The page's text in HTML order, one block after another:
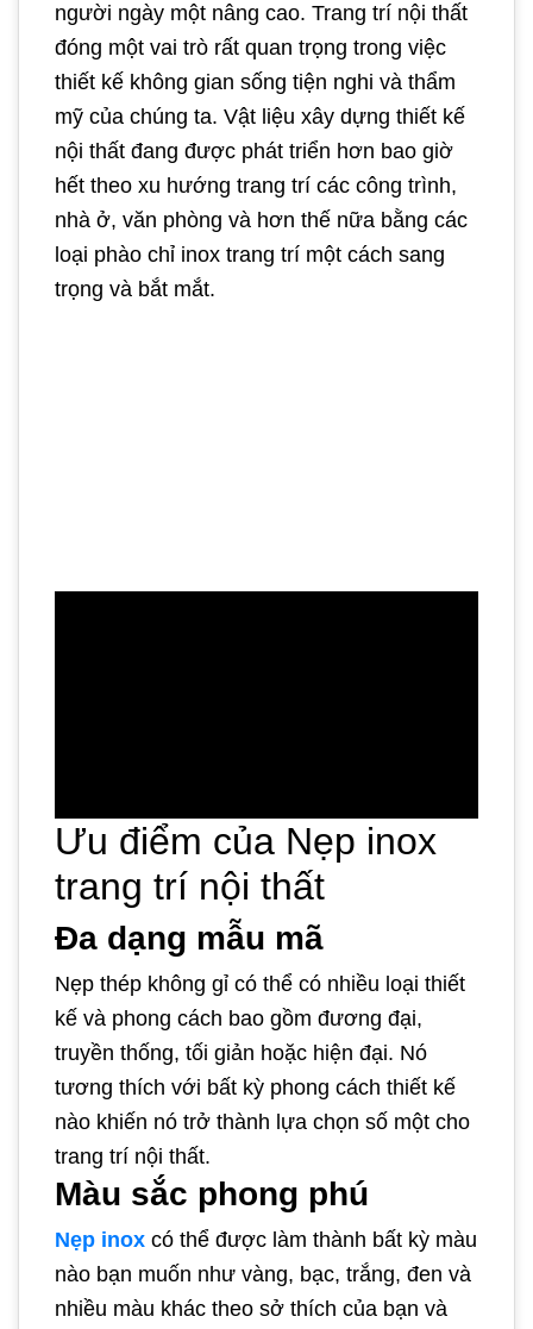
người ngày một nâng cao. Trang trí nội thất
đóng một vai trò rất quan trọng trong việc
thiết kế không gian sống tiện nghi và thẩm
mỹ của chúng ta. Vật liệu xây dựng thiết kế
nội thất đang được phát triển hơn bao giờ
hết theo xu hướng trang trí các công trình,
nhà ở, văn phòng và hơn thế nữa bằng các
loại phào chỉ inox trang trí một cách sang
trọng và bắt mắt.
Ưu điểm của Nẹp inox
trang trí nội thất
Đa dạng mẫu mã
Nẹp thép không gỉ có thể có nhiều loại thiết
kế và phong cách bao gồm đương đại,
truyền thống, tối giản hoặc hiện đại. Nó
tương thích với bất kỳ phong cách thiết kế
nào khiến nó trở thành lựa chọn số một cho
trang trí nội thất.
Màu sắc phong phú
Nẹp inox có thể được làm thành bất kỳ màu
nào bạn muốn như vàng, bạc, trắng, đen và
nhiều màu khác theo sở thích của bạn và